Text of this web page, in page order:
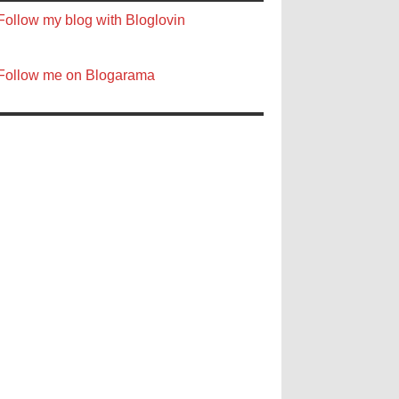
my blog with Bloglovin
me on Blogarama